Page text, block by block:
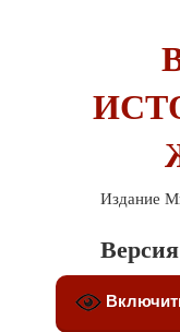
Издание